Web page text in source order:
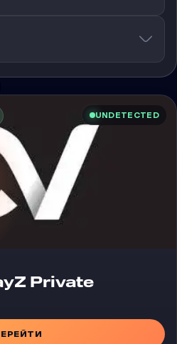
UNDETECTED
Private